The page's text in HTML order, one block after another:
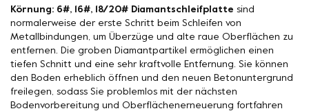
Körnung: 6#, 16#, 18/20# Diamantschleifplatte sind
normalerweise der erste Schritt beim Schleifen von
Metallbindungen, um Überzüge und alte raue Oberflächen zu
entfernen. Die groben Diamantpartikel ermöglichen einen
tiefen Schnitt und eine sehr kraftvolle Entfernung. Sie können
den Boden erheblich öffnen und den neuen Betonuntergrund
freilegen, sodass Sie problemlos mit der nächsten
Bodenvorbereitung und Oberflächenerneuerung fortfahren